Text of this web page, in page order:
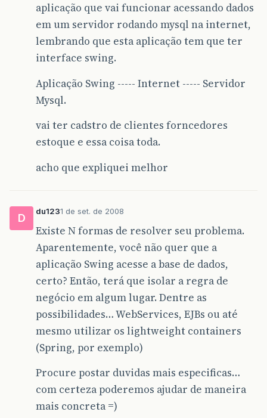
aplicação que vai funcionar acessando dados
em um servidor rodando mysql na internet,
lembrando que esta aplicação tem que ter
interface swing.
Aplicação Swing ----- Internet ----- Servidor
Mysql.
vai ter cadstro de clientes forncedores
estoque e essa coisa toda.
acho que expliquei melhor
D
du1231 de set. de 2008
Existe N formas de resolver seu problema.
Aparentemente, você não quer que a
aplicação Swing acesse a base de dados,
certo? Então, terá que isolar a regra de
negócio em algum lugar. Dentre as
possibilidades… WebServices, EJBs ou até
mesmo utilizar os lightweight containers
(Spring, por exemplo)
Procure postar duvidas mais especificas…
com certeza poderemos ajudar de maneira
mais concreta =)